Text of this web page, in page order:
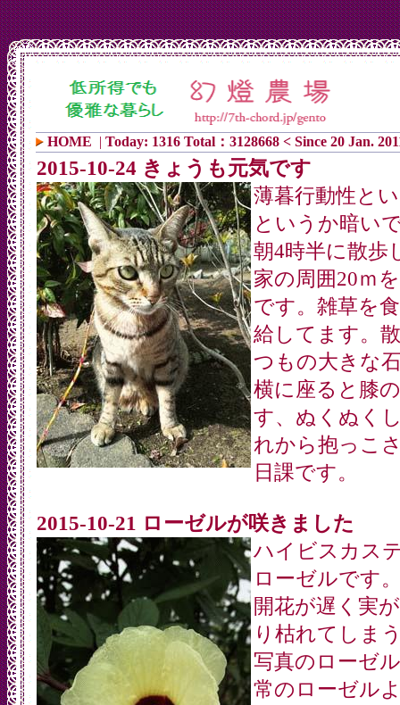
HOME | Today: 1316 Total：3128668 < Since 20 Jan.
2015-10-24 きょうも元気です
薄暮行動性と
というか暗い
朝4時半に散歩
家の周囲20ｍ
です。雑草を
給してます。
つもの大きな
横に座ると膝
す、ぬくぬく
れから抱っこ
日課です。
2015-10-21 ローゼルが咲きました
ハイビスカス
ローゼルです
開花が遅く実
り枯れてしま
写真のローゼ
常のローゼル